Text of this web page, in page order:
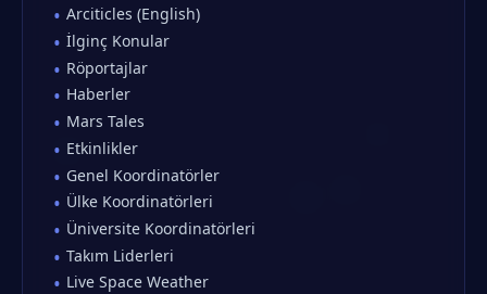
Arciticles (English)
İlginç Konular
Röportajlar
Haberler
Mars Tales
Etkinlikler
Genel Koordinatörler
Ülke Koordinatörleri
Üniversite Koordinatörleri
Takım Liderleri
Live Space Weather